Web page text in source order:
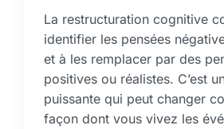
La restructuration cognitive
identifier les pensées
et à les remplacer par des
positives ou réalistes. C’est
puissante qui peut changer
façon dont vous vivez les